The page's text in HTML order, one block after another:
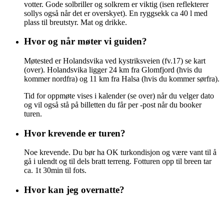
votter. Gode solbriller og solkrem er viktig (isen reflekterer
sollys også når det er overskyet). En ryggsekk ca 40 l med
plass til breutstyr. Mat og drikke.
Hvor og når møter vi guiden?
Møtested er Holandsvika ved kystriksveien (fv.17) se kart
(over). Holandsvika ligger 24 km fra Glomfjord (hvis du
kommer nordfra) og 11 km fra Halsa (hvis du kommer sørfra).
Tid for oppmøte vises i kalender (se over) når du velger dato
og vil også stå på billetten du får per -post når du booker
turen.
Hvor krevende er turen?
Noe krevende. Du bør ha OK turkondisjon og være vant til å
gå i ulendt og til dels bratt terreng. Fotturen opp til breen tar
ca. 1t 30min til fots.
Hvor kan jeg overnatte?